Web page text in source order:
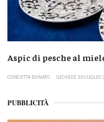
Aspic di pesche al
CONCETTA DONATO GIOVEDÌ 30 LUGLIO
PUBBLICITÀ